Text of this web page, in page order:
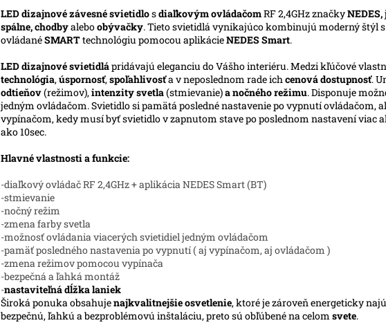
LED dizajnové závesné svietidlosdiaľkovým ovládačomRF 2,4GHz značkyNEDES,
spálne, chodbyaleboobývačky. Tieto svietidlá vynikajúco kombinujú moderný štýl
ovládanéSMARTtechnológiu pomocou aplikácieNEDES Smart.
LEDdizajnové svietidlápridávajú eleganciu do Vášho interiéru. Medzi kľúčové
technológia, úspornosť, spoľahlivosťa v neposlednom rade ich cenová dostupnosť.
odtieňov(režimov), intenzity svetla(stmievanie)a nočného režimu. Disponuje
jedným ovládačom. Svietidlo si pamätá posledné nastavenie po vypnutí ovládačom,
vypínačom, kedy musí byť svietidlo v zapnutom stave po poslednom nastavení viac
ako 10sec.
Hlavné vlastnosti a funkcie:
-diaľkový ovládač RF 2,4GHz + aplikácia NEDES Smart (BT)
-stmievanie
-nočný režim
-zmena farby svetla
-možnosť ovládania viacerých svietidiel jedným ovládačom
-pamäť posledného nastavenia po vypnutí ( aj vypínačom, aj ovládačom )
-zmena režimov pomocou vypínača
-bezpečná a ľahká montáž
-nastaviteľná dĺžka laniek
Široká ponuka obsahujenajkvalitnejšie osvetlenie, ktoré je zároveň energeticky
bezpečnú, ľahkú a bezproblémovú inštaláciu, preto sú obľúbené na celom svete.